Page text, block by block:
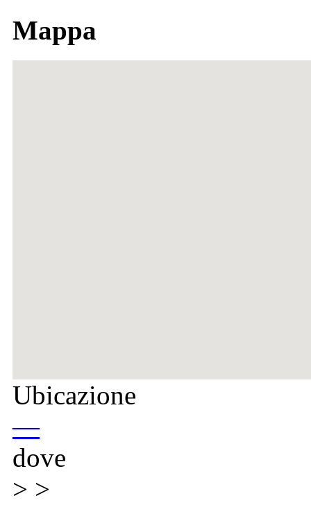
Mappa
Ubicazione
—
dove
> >